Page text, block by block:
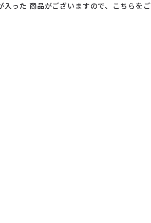
った 商品がございますので、こちらをご